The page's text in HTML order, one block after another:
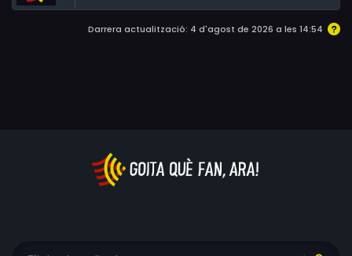
els nens de l'hospital de la muntanya.
Darrera actualització: 4 d'agost de 2026 a les 14:54